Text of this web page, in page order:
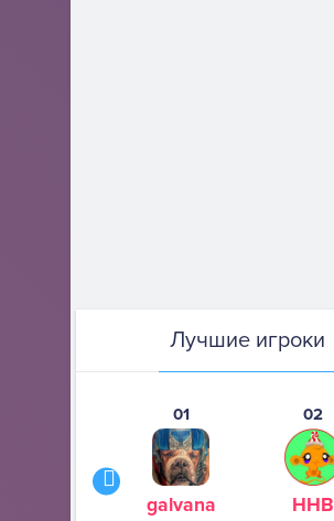
Лучшие игроки
01
galvana
02
ННВ